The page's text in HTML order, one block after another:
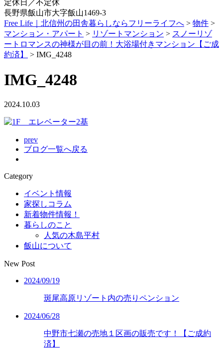
定休日／不定休
長野県飯山市大字飯山1469-3
Free Life｜北信州の田舎暮らしならフリーライフへ > 物件 >
マンション・アパート > リゾートマンション > スノーリゾ
ートロマンスの神様が目の前！大浴場付きマンション【ご成
約済】
> IMG_4248
IMG_4248
2024.10.03
prev
ブログ一覧へ戻る
Category
イベント情報
家探しコラム
新着物件情報！
暮らしのこと
人気の木島平村
飯山について
New Post
2024/09/19
斑尾高原リゾート内の売りペンション
2024/06/28
中野市七瀬の売地１区画の販売です！【ご成約
済】